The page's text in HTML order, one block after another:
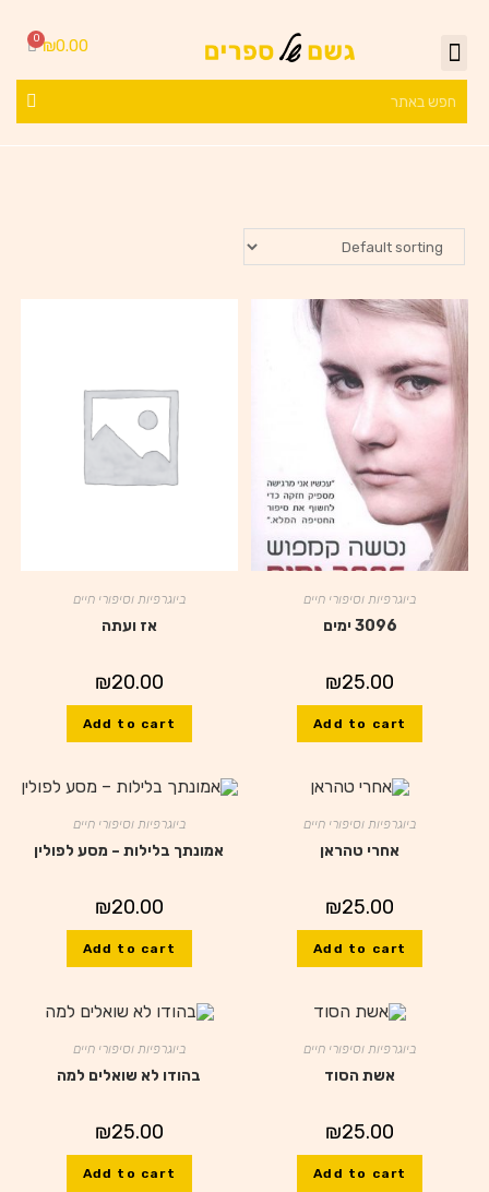
₪0.00
ביוגרפיות וסיפורי חיים
3096 ימים
₪25.00
Add to cart
ביוגרפיות וסיפורי חיים
אז ועתה
₪20.00
Add to cart
ביוגרפיות וסיפורי חיים
אחרי טהראן
₪25.00
Add to cart
ביוגרפיות וסיפורי חיים
אמונתך בלילות – מסע לפולין
₪20.00
Add to cart
ביוגרפיות וסיפורי חיים
אשת הסוד
₪25.00
Add to cart
ביוגרפיות וסיפורי חיים
בהודו לא שואלים למה
₪25.00
Add to cart